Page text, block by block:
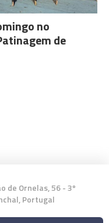
no
de
de Ornelas, 56 - 3º
Portugal